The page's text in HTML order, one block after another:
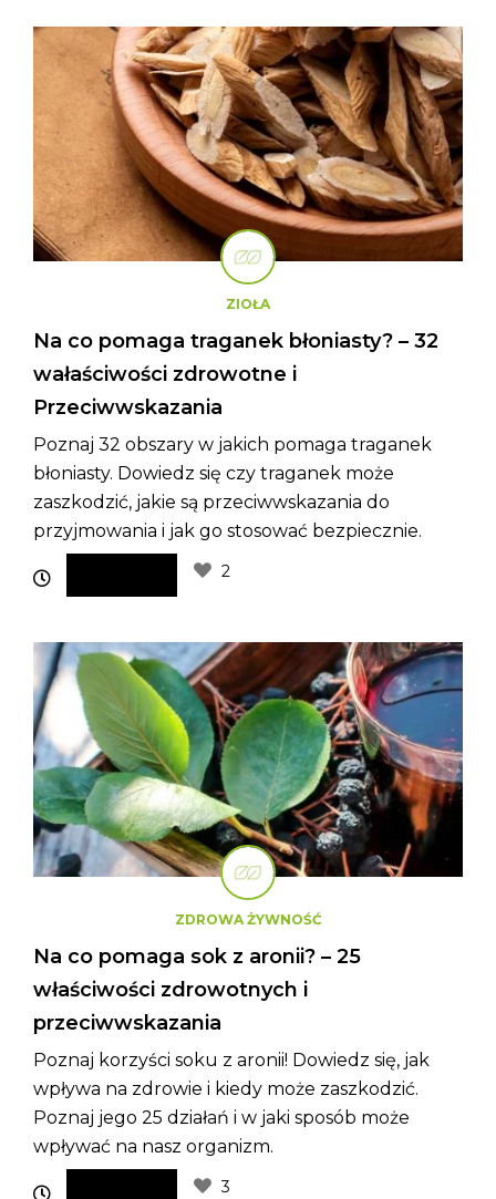
ZIOŁA
Na co pomaga traganek błoniasty? – 32
wałaściwości zdrowotne i
Przeciwwskazania
Poznaj 32 obszary w jakich pomaga traganek
błoniasty. Dowiedz się czy traganek może
zaszkodzić, jakie są przeciwwskazania do
przyjmowania i jak go stosować bezpiecznie.
2
ZDROWA ŻYWNOŚĆ
Na co pomaga sok z aronii? – 25
właściwości zdrowotnych i
przeciwwskazania
Poznaj korzyści soku z aronii! Dowiedz się, jak
wpływa na zdrowie i kiedy może zaszkodzić.
Poznaj jego 25 działań i w jaki sposób może
wpływać na nasz organizm.
3